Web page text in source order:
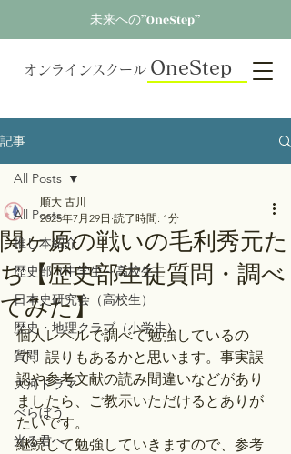
未来への”OneStep”
オンラインスクール OneStep
記事
All Posts
推し本紹介
歴史部（中学生～高校生）
日本史研究会（高校生）
歴史・地理クラブ（小学生）
質問
大河ドラマ
べらぼう
光る君へ
All Posts
関ヶ原の戦いの毛利秀元た
ち【歴史部生徒質問・調べ
てみた】
順大 古川
2025年7月29日 読了時間: 1分
個人レベルで調べて勉強しているの
で、誤りもあるかと思います。事実誤
認や参考文献の読み間違いなどがあり
ましたら、ご教示いただけるとありが
たいです。
継続して勉強していきますので、参考